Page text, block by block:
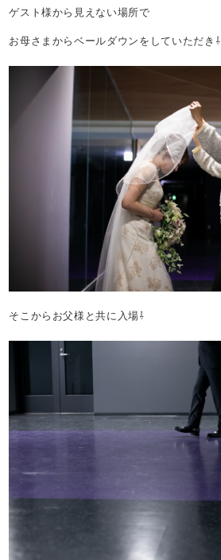
ゲスト様から見えない場所で
お母さまからベールダウンをしていただき⇩
そこからお父様と共に入場⇩